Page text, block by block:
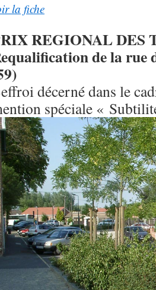
la fiche
REGIONAL DES
de la rue
décerné dans le
spéciale «